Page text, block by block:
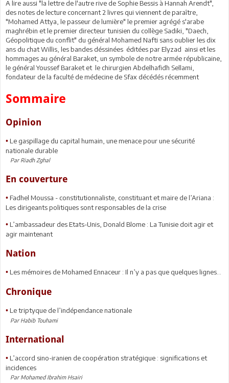
A lire aussi "la lettre de l'autre rive de Sophie Bessis à Hannah Arendt",
des notes de lecture concernant 2 livres qui viennent de paraître,
"Mohamed Attya, le passeur de lumière" le premier agrégé s'arabe
maghrébin et le premier directeur tunisien du collège Sadiki, "Daech,
Géopolitique du conflit" du général Mohamed Nafti sans oublier les dix
ans du chat Willis, les bandes déssinées éditées par Elyzad ainsi et les
hommages au général Baraket, un symbole de notre armée républicaine,
le général Youssef Baraket et le chirurgien Abdelhafidh Sellami,
fondateur de la faculté de médecine de Sfax décédés récemment
Sommaire
Opinion
• Le gaspillage du capital humain, une menace pour une sécurité
nationale durable
Par Riadh Zghal
En couverture
• Fadhel Moussa - constitutionnaliste, constituant et maire de l’Ariana :
Les dirigeants politiques sont responsables de la crise
• L’ambassadeur des Etats-Unis, Donald Blome : La Tunisie doit agir et
agir maintenant
Nation
• Les mémoires de Mohamed Ennaceur : Il n’y a pas que quelques lignes...
Chronique
• Le triptyque de l’indépendance nationale
Par Habib Touhami
International
• L’accord sino-iranien de coopération stratégique : significations et
incidences
Par Mohamed Ibrahim Hsairi